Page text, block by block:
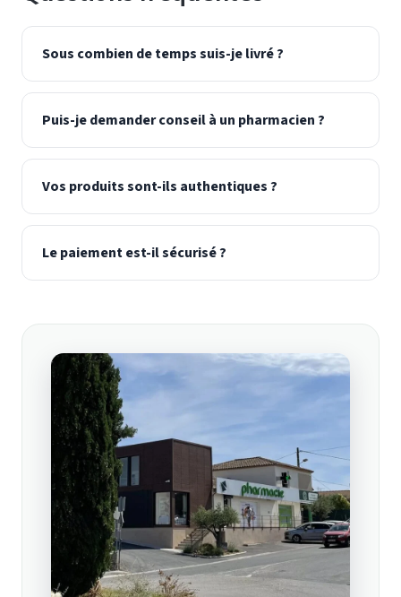
Sous combien de temps suis-je livré ?
Puis-je demander conseil à un pharmacien ?
Vos produits sont-ils authentiques ?
Le paiement est-il sécurisé ?